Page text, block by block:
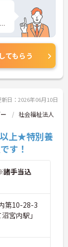
てもらう
新日：2026年06月10日
社会福祉法人
以上★特別養
す！
手当込
第10-28-3
宮内駅」